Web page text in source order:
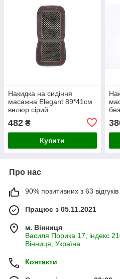
Накидка на сидіння
масажна Elegant 89*41см
велюр сірий
482 ₴
Купити
Про нас
90% позитивних з 63 відгуків
Працює з 05.11.2021
м. Вінниця
Василя Порика 17, індекс
Вінниця, Україна
Контакти